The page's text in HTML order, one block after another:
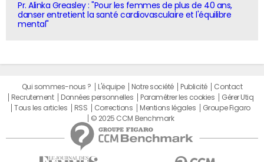
Pr. Alinka Greasley : "Pour les femmes de plus de 40 ans,
danser entretient la santé cardiovasculaire et l'équilibre
mental"
Qui sommes-nous ? L'équipe Notre société Publicité
Contact
Recrutement
Données personnelles Paramétrer les cookies
Gérer Utiq
Tous les articles
RSS Corrections Mentions légales
Groupe Figaro
© 2025 CCM Benchmark